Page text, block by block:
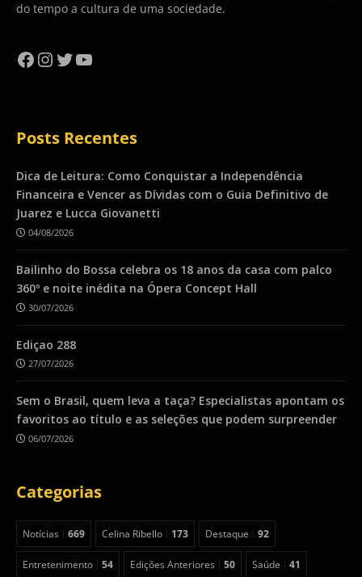
do tempo a cultura de uma sociedade.
Facebook
Instagram
Twitter
YouTube
Posts Recentes
Dica de Leitura: Como Conquistar a Independência
Financeira e Vencer as Dívidas com o Guia Definitivo de
Juarez e Lucca Giovanetti
04/08/2026
Bailinho do Bossa celebra os 18 anos da casa com palco
360º e noite inédita na Ópera Concept Hall
30/07/2026
Ediçao 288
27/07/2026
Sem o Brasil, quem leva a taça? Especialistas apontam os
favoritos ao título e as seleções que podem surpreender
06/07/2026
Categorias
Notícias 669 Celina Ribello 173 Destaque 92
Entretenimento 54 Edições Anteriores 50 Saúde 41